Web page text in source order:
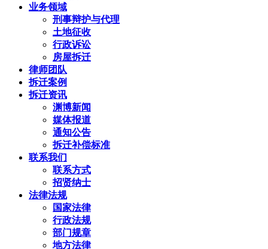
业务领域
刑事辩护与代理
土地征收
行政诉讼
房屋拆迁
律师团队
拆迁案例
拆迁资讯
渊博新闻
媒体报道
通知公告
拆迁补偿标准
联系我们
联系方式
招贤纳士
法律法规
国家法律
行政法规
部门规章
地方法律